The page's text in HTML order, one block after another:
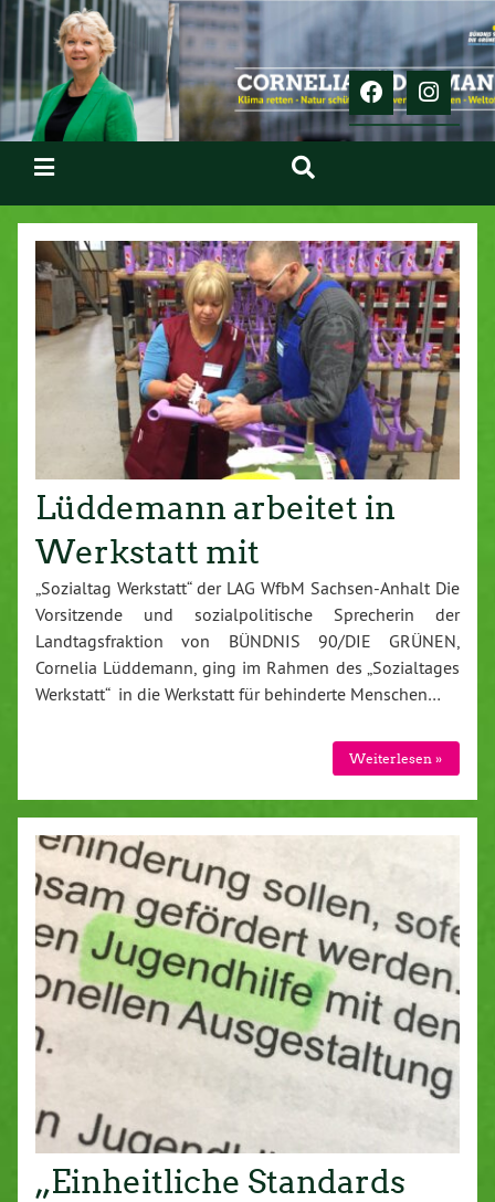
Lüddemann arbeitet in
Werkstatt mit
„Sozialtag Werkstatt“ der LAG WfbM Sachsen-Anhalt Die
Vorsitzende und sozialpolitische Sprecherin der
Landtagsfraktion von BÜNDNIS 90/DIE GRÜNEN,
Cornelia Lüddemann, ging im Rahmen des „Sozialtages
Werkstatt“ in die Werkstatt für behinderte Menschen…
Weiterlesen »
„Einheitliche Standards